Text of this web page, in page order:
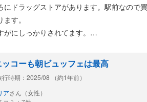
にドラッグストアがあります。駅前なので
す。
にしっかりされてます。
、これもそんなに広くはないです。
なっており、すごく安いプランが出たりも
もあり、観光にもとても便利です。
コーも朝ビュッフェは最高
行時期：2025/08 （約1年前）
アさん（女性）